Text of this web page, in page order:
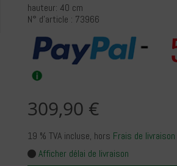
hauteur: 40 cm
N° d'article : 73966
309,90 €
19 % TVA incluse, hors Frais de livraison
Afficher délai de livraison